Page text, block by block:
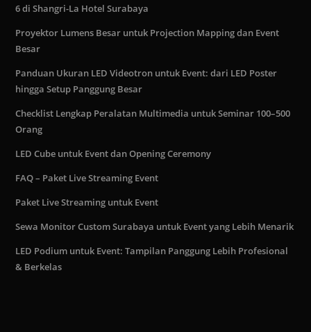
6 di Shangri-La Hotel Surabaya
Proyektor Lumens Besar untuk Projection Mapping dan Event
Besar
Panduan Ukuran LED Videotron untuk Event: dari LED Poster
hingga Setup Panggung Besar
Checklist Lengkap Peralatan Multimedia untuk Seminar 100–500
Orang
LED Cube untuk Event dan Opening Ceremony
FAQ – Paket Live Streaming Event
Paket Live Streaming untuk Event
Sewa Monitor Custom Surabaya untuk Event yang Lebih Menarik
LED Podium untuk Event: Tampilan Panggung Lebih Profesional
& Berkelas